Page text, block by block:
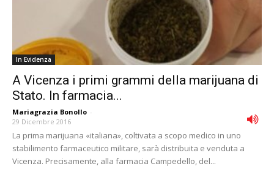
In Evidenza
A Vicenza i primi grammi della marijuana di
Stato. In farmacia...
Mariagrazia Bonollo -
29 Dicembre 2016
La prima marijuana «italiana», coltivata a scopo medico in uno
stabilimento farmaceutico militare, sarà distribuita e venduta a
Vicenza. Precisamente, alla farmacia Campedello, del...